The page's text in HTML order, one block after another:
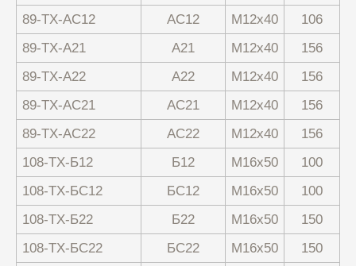
89-ТХ-АС12
АС12 М12х40
106
89-ТХ-А21
А21 М12х40
156
89-ТХ-А22
А22 М12х40
156
89-ТХ-АС21
АС21 М12х40
156
89-ТХ-АС22
АС22 М12х40
156
108-ТХ-Б12
Б12 М16х50
100
108-ТХ-БС12
БС12 М16х50
100
108-ТХ-Б22
Б22 М16х50
150
108-ТХ-БС22
БС22 М16х50
150